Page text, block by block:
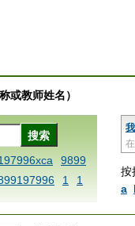
或教师姓名）
按
a
9899
1
1